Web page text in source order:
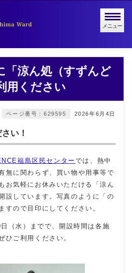
メニュー
「涼ん処（すずんど
用ください
2026年6月4日
ページ番号：629595
い！
福島区民センター では、熱中
無に関わらず、買い物や用事等で
お気軽にお休みいただける「涼ん
設しています。写真のように「の
すので目印にしてください。
（水）までで、開設時間は各施
ひご利用ください。